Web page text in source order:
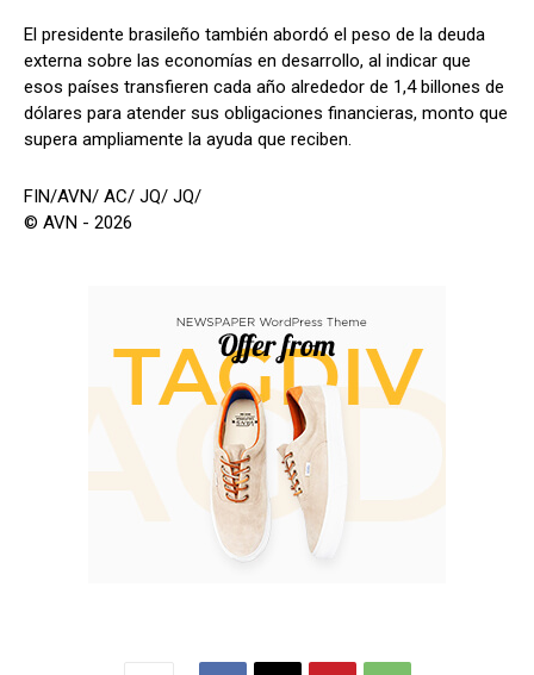
El presidente brasileño también abordó el peso de la deuda
externa sobre las economías en desarrollo, al indicar que
esos países transfieren cada año alrededor de 1,4 billones de
dólares para atender sus obligaciones financieras, monto que
supera ampliamente la ayuda que reciben.
FIN/AVN/ AC/ JQ/ JQ/
© AVN - 2026